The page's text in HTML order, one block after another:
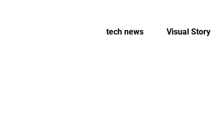
tech news Visual Story